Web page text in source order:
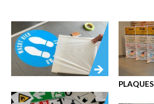
PLAQUES